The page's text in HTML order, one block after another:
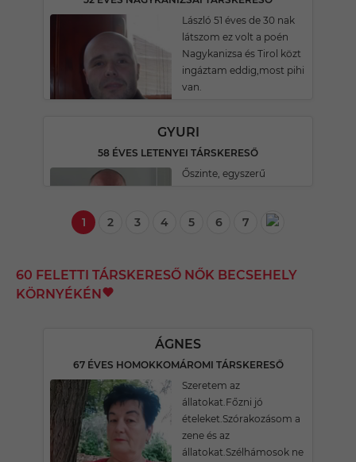
László 51 éves de 30 nak
látszom ez volt a poén
Nagykanizsa és Tirol közt
ingáztam eddig,most pihi
van.
GYURI
58 ÉVES LETENYEI TÁRSKERESŐ
Őszinte, egyszerű
1 2 3 4 5 6 7
60 FELETTI TÁRSKERESŐ NŐK BECSEHELY
KÖRNYÉKÉN
ÁGNES
67 ÉVES HOMOKKOMÁROMI TÁRSKERESŐ
Szeretem az
állatokat.Főzni jó
ételeket.Szórakozásom a
zene és az
állatokat.Szélhámosok ne